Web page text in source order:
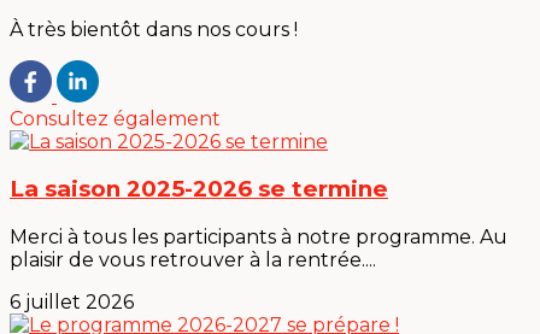
À très bientôt dans nos cours !
Consultez également
La saison 2025-2026 se termine
Merci à tous les participants à notre programme. Au
plaisir de vous retrouver à la rentrée....
6 juillet 2026